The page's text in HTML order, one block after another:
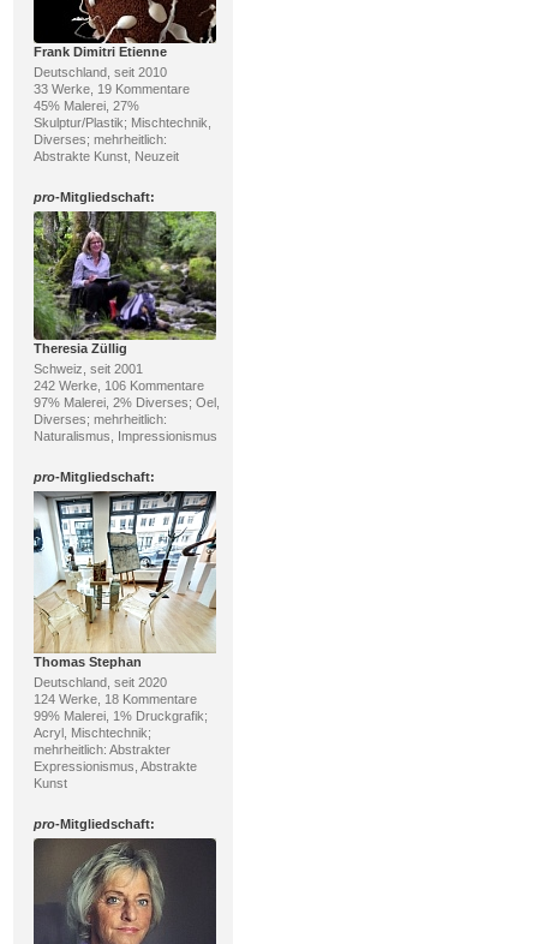
Frank Dimitri Etienne
Deutschland, seit 2010
33 Werke, 19 Kommentare
45% Malerei, 27%
Skulptur/Plastik; Mischtechnik,
Diverses; mehrheitlich:
Abstrakte Kunst, Neuzeit
pro-Mitgliedschaft:
Theresia Züllig
Schweiz, seit 2001
242 Werke, 106 Kommentare
97% Malerei, 2% Diverses; Oel,
Diverses; mehrheitlich:
Naturalismus, Impressionismus
pro-Mitgliedschaft:
Thomas Stephan
Deutschland, seit 2020
124 Werke, 18 Kommentare
99% Malerei, 1% Druckgrafik;
Acryl, Mischtechnik;
mehrheitlich: Abstrakter
Expressionismus, Abstrakte
Kunst
pro-Mitgliedschaft: